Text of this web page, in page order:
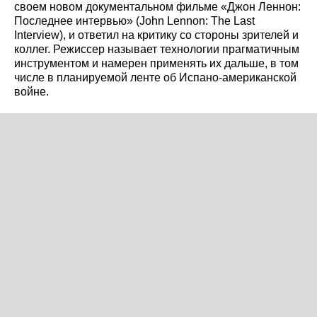
своем новом документальном фильме «Джон Леннон:
Последнее интервью» (John Lennon: The Last
Interview), и ответил на критику со стороны зрителей и
коллег. Режиссер называет технологии прагматичным
инструментом и намерен применять их дальше, в том
числе в планируемой ленте об Испано-американской
войне.